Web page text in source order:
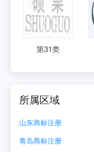
第31类
所属区域
山东商标注册
青岛商标注册